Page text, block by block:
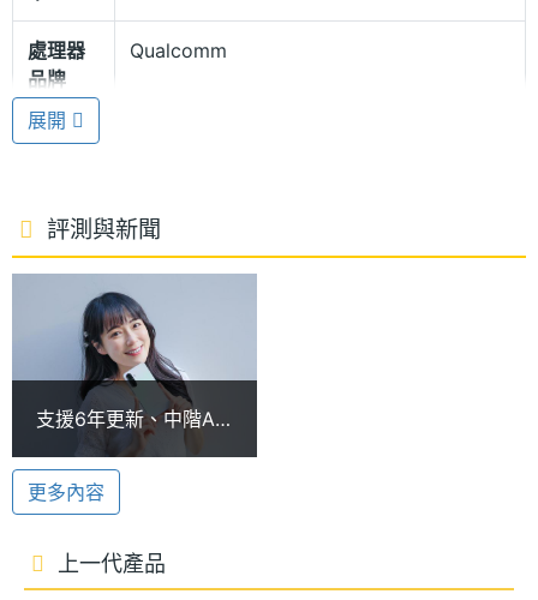
護能力，同時也具備 IP67 防塵防水等級，日常使用更
放心。外型採用俐落的直列鏡頭搭配質感玻璃背面，
展現纖薄、時尚的外觀風格，提供「夜光紫」、「極
光綠」、「滑雪白」和「祕境黑」等顏色款式。
高通 Snapdragon 6 Gen 3
SAMSUNG Galaxy A36 5G 運行 Android 15 作業系
統、One UI 7 操作介面，規格搭載 Qualcomm
Snapdragon 6 Gen 3 八核心處理器，均熱板加大
15%，提供 8GB RAM + 128GB ROM、8GB RAM +
256GB ROM 雙版本。續航方面，内建 5,000mAh 電
池，支援 45W 超快速充電 2.0，可在短時間內快速充
飽手機。
專屬行動人工智慧 AI
處理器
品牌
Qualcomm
處理器
處理器
時脈
2.4+1.8 GHz
處理器
核心數
8
圖形處
理器
Adreno 710
RAM記
憶體
記憶體
LPDDR4X
展開
評測與新聞
支援6年更新、中階AI
升級到位！三星A36
5G開箱評測
更多內容
上一代產品